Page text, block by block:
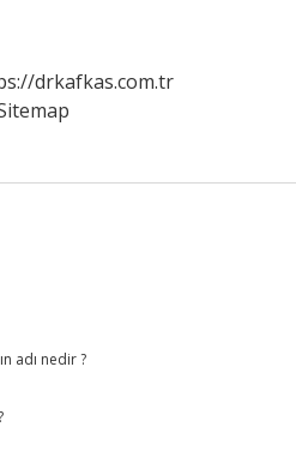
drkafkas.com.tr
adı nedir ?